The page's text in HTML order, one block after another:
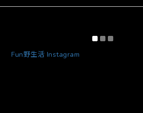
Fun野生活 Instagram